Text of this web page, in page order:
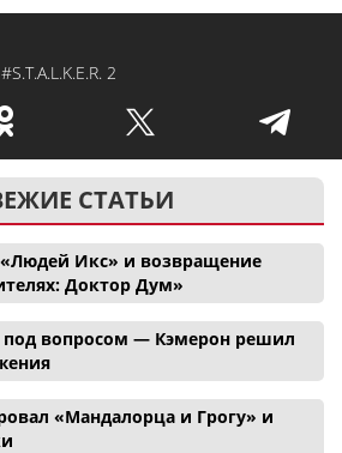
#S.T.A.L.K.E.R. 2
СТАТЬИ
«Людей Икс» и возвращение
Доктор Дум»
под вопросом — Кэмерон решил
«Мандалорца и Грогу» и